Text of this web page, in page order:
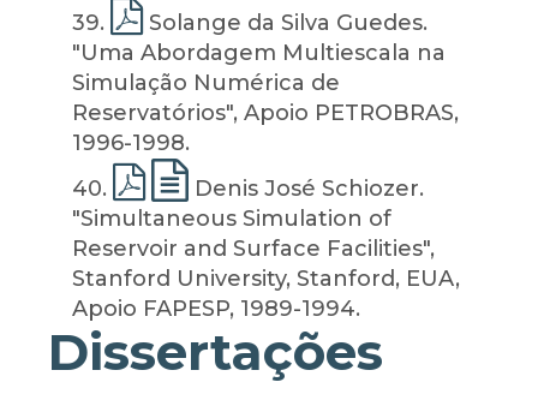
39.
Solange da Silva Guedes.
"Uma Abordagem Multiescala na
Simulação Numérica de
Reservatórios", Apoio PETROBRAS,
1996-1998.
40.
Denis José Schiozer.
"Simultaneous Simulation of
Reservoir and Surface Facilities",
Stanford University, Stanford, EUA,
Apoio FAPESP, 1989-1994.
Dissertações